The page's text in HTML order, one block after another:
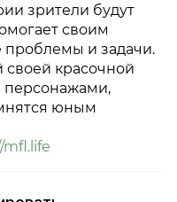
зрители будут
своим
проблемы и задачи.
своей красочной
юным